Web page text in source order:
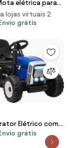
elétrica para
de 18 meses
lojas virtuais 2
Envio grátis
Elétrico com
com
Música MP3
Envio grátis